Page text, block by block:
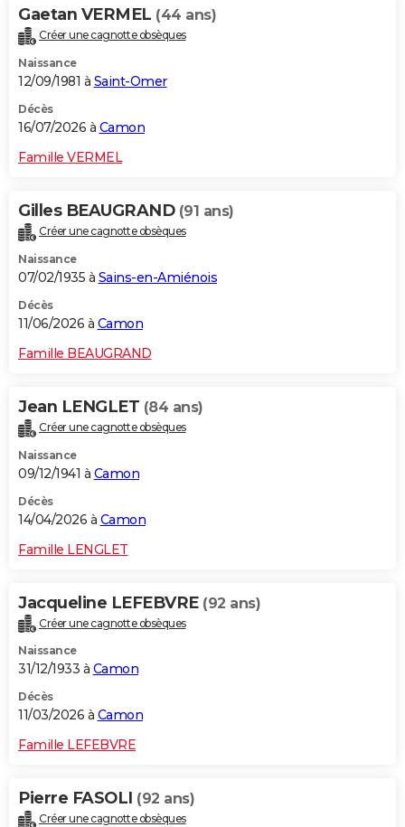
Carte de Noël
Carte Bonne année
Carte Saint-Valentin
Carte Pâques
Carte d'anniversaire
DICTIONNAIRE
Dictionnaire
Biographies
Citations
Expressions
Proverbes
PROGRAMME TV
S'inscrire
Se connecter
Lycées
Collèges
Primaires
Universités
Entreprises
Service militaire
Avis de recherche
AVIS DE DÉCÈS
FORUM
Bricolage
Lifestyle
Culture
Sport
Auto
Television
Voyage
Cinema
Gaetan VERMEL (44 ans)
Créer une cagnotte obsèques
Naissance
12/09/1981 à Saint-Omer
Décès
16/07/2026 à Camon
Famille VERMEL
Gilles BEAUGRAND (91 ans)
Créer une cagnotte obsèques
Naissance
07/02/1935 à Sains-en-Amiénois
Décès
11/06/2026 à Camon
Famille BEAUGRAND
Jean LENGLET (84 ans)
Créer une cagnotte obsèques
Naissance
09/12/1941 à Camon
Décès
14/04/2026 à Camon
Famille LENGLET
Jacqueline LEFEBVRE (92 ans)
Créer une cagnotte obsèques
Naissance
31/12/1933 à Camon
Décès
11/03/2026 à Camon
Famille LEFEBVRE
Pierre FASOLI (92 ans)
Créer une cagnotte obsèques